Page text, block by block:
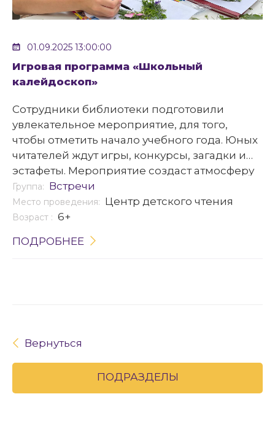
01.09.2025 13:00:00
Игровая программа «Школьный
калейдоскоп»
Сотрудники библиотеки подготовили
увлекательное мероприятие, для того,
чтобы отметить начало учебного года. Юных
читателей ждут игры, конкурсы, загадки и
эстафеты. Мероприятие создаст атмосферу
дружеского соперничества и подарит море
положительных эмоций.
Группа: Встречи
Место проведения: Центр детского чтения
Возраст : 6+
ПОДРОБНЕЕ
Вернуться
ПОДРАЗДЕЛЫ